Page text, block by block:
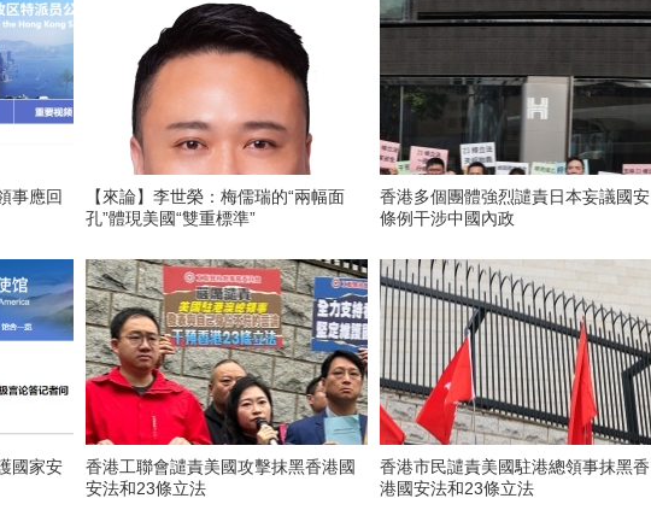
事應回
【來論】李世榮：梅儒瑞的“兩幅面
孔”體現美國“雙重標準”
香港多個團體強烈譴責日本妄議國安
條例干涉中國內政
國家安
香港工聯會譴責美國攻擊抹黑香港國
安法和23條立法
香港市民譴責美國駐港總領事抹黑香
港國安法和23條立法